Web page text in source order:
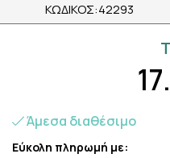
ΚΩΔΙΚΌΣ:42293
Άμεσα διαθέσιμο
Εύκολη πληρωμή με: